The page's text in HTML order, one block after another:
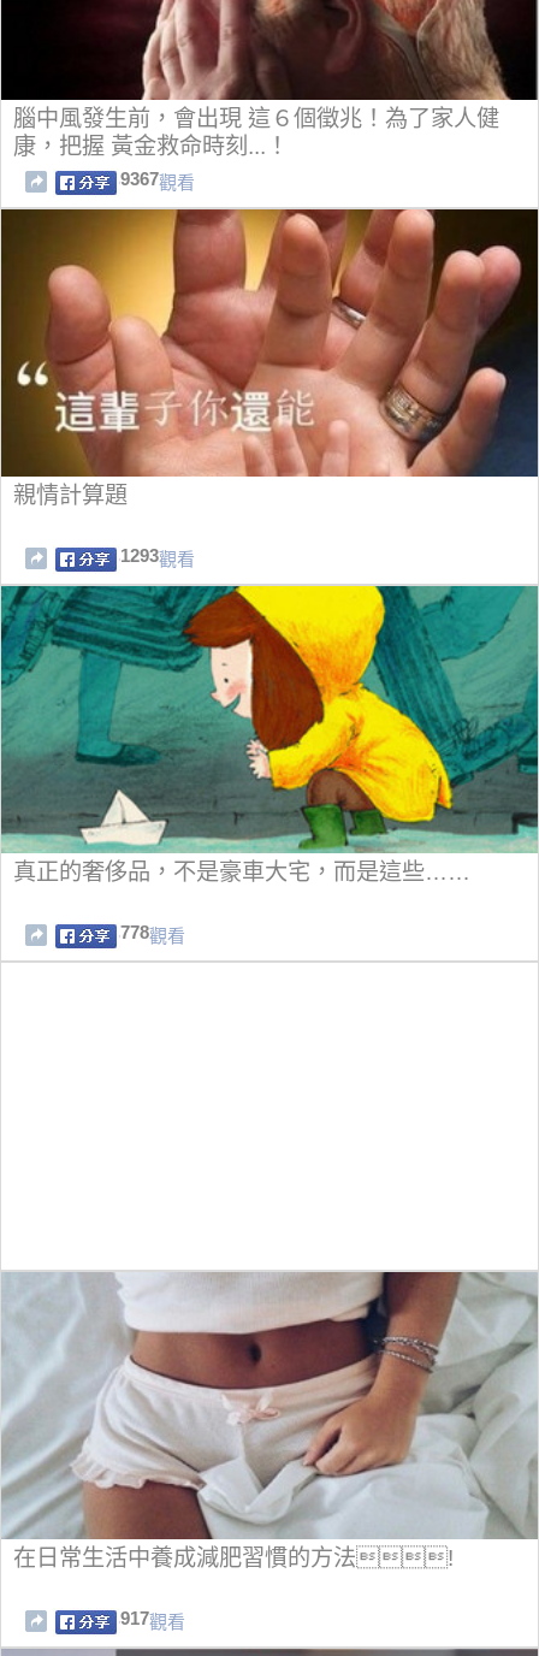
腦中風發生前，會出現 這６個徵兆！為了家人健
康，把握 黃金救命時刻...！
9367觀看
親情計算題
1293觀看
真正的奢侈品，不是豪車大宅，而是這些……
778觀看
在日常生活中養成減肥習慣的方法!
917觀看